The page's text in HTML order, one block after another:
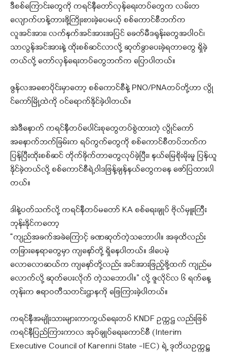
ဒီစစ်ကြောင်းတွေကို ကရင်နီတော်လှန်ရေးတပ်တွေက လမ်းတ
လျောက်ဟန့်တားဖို့ကြိုးစားခဲ့ပေမယ့် စစ်ကောင်စီဘက်က
လူအင်အား၊ လက်နက်အင်အားအပြင် ခေတ်မီဒရုန်းတွေအပါဝင်၊
သာလွန်အင်အားနဲ့ ထိုးစစ်ဆင်လာလို့ ဆုတ်ခွာပေးခဲ့ရတာတွေ ရှိခဲ့
တယ်လို့ တော်လှန်ရေးတပ်တွေဘက်က ပြောပါတယ်။
ဇွန်လအစောပိုင်းမှာတော့ စစ်ကောင်စီနဲ့ PNO/PNAတပ်တို့ဟာ လွို
င်ကော်မြို့ထဲကို ဝင်ရောက်နိုင်ခဲ့ပါတယ်။
အဲဒီနောက် ကရင်နီတပ်ပေါင်းစုတွေတပ်စွဲထားတဲ့ လွိုင်ကော်
အနောက်ဘက်ခြမ်းက ရပ်ကွက်တွေကို စစ်ကောင်စီတပ်ဘက်က
ပြန်ပြီးထိုးစစ်ဆင် တိုက်ခိုက်တာတွေလုပ်ခဲ့ပြီး၊ နယ်မြေစိုးမိုးမှု ပြန်ယူ
နိုင်ခဲ့တယ်လို့ စစ်ကောင်စီရဲ့ဝါဒဖြန့်ချန်နယ်တွေကနေ ဖော်ပြထားပါ
တယ်။
ဒါနဲ့ပတ်သက်လို့ ကရင်နီတပ်မတော် KA စစ်ရေးချုပ် ဗိုလ်မှူးကြီး
ဘုန်းနိုင်ကတော့
“ကျည်အခက်အခဲကြောင့် ခဏဆုတ်တဲ့သဘောပါ။ အခုထိလည်း
တခြားနေရာတွေမှာ ကျနော်တို့ ရှိနေပါတယ်။ ဒါပေမဲ့
လောလောဆယ်က ကျနော်တို့လည်း အင်အားဖြည့်ဖို့ထက် ကျည်မ
လောက်လို့ ဆုတ်ပေးလိုက် တဲ့သဘောပါ။” လို့ ဇူလိုင်လ ၆ ရက်နေ့
တုန်းက ဧရာဝတီသတင်းဌာနကို ဖြေကြားခဲ့ပါတယ်။
ကရင်နီအမျိုးသားများကာကွယ်ရေးတပ် KNDF ဥက္ကဌ လည်းဖြစ်
ကရင်နီပြည်ကြားကာလ အုပ်ချုပ်ရေးကောင်စီ (Interim
Executive Council of Karenni State -IEC) ရဲ့ ဒုတိယဥက္ကဋ္ဌ